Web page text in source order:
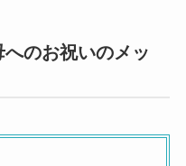
のお祝いのメッ